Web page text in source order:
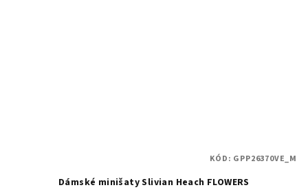
Dámské minišaty Slivian Heach FLOWERS
KÓD: GPP26370VE_M